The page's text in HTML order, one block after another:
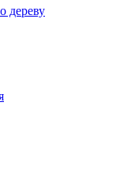
дереву